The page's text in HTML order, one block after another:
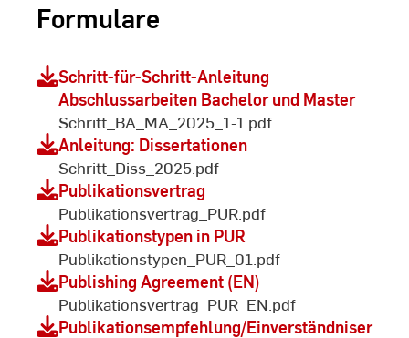
Formulare
Schritt-für-Schritt-Anleitung
Abschlussarbeiten Bachelor und Master
Schritt_BA_MA_2025_1-1.pdf
Anleitung: Dissertationen
Schritt_Diss_2025.pdf
Publikationsvertrag
Publikationsvertrag_PUR.pdf
Publikationstypen in PUR
Publikationstypen_PUR_01.pdf
Publishing Agreement (EN)
Publikationsvertrag_PUR_EN.pdf
Publikationsempfehlung/Einverständniser